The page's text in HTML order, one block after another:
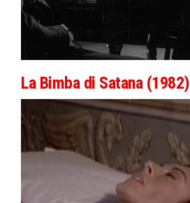
La Bimba di Satana (1982)